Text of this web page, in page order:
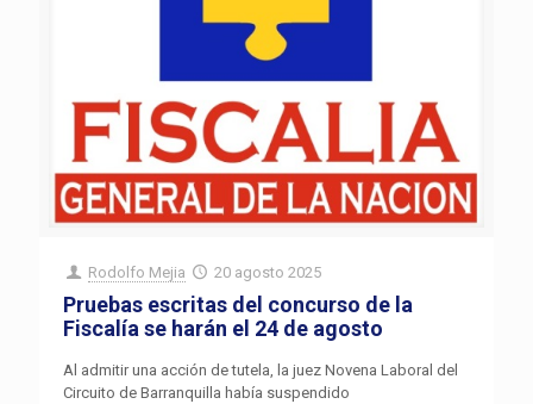
Rodolfo Mejia 20 agosto 2025
Pruebas escritas del concurso de la
Fiscalía se harán el 24 de agosto
Al admitir una acción de tutela, la juez Novena Laboral del
Circuito de Barranquilla había suspendido